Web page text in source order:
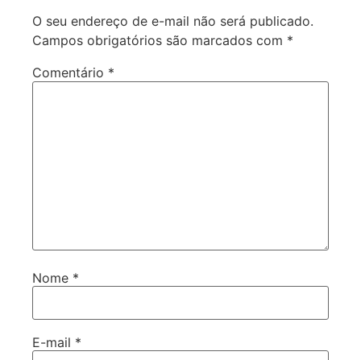
O seu endereço de e-mail não será publicado.
Campos obrigatórios são marcados com *
Comentário *
Nome *
E-mail *